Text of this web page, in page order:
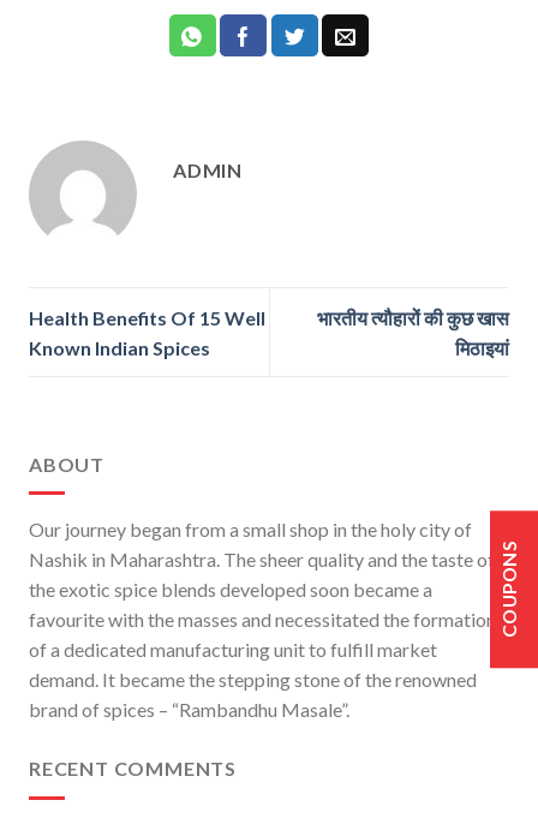
COUPONS
ADMIN
Health Benefits Of 15 Well
Known Indian Spices
भारतीय त्यौहारों की कुछ खास
मिठाइयां
ABOUT
Our journey began from a small shop in the holy city of
Nashik in Maharashtra. The sheer quality and the taste of
the exotic spice blends developed soon became a
favourite with the masses and necessitated the formation
of a dedicated manufacturing unit to fulfill market
demand. It became the stepping stone of the renowned
brand of spices – “Rambandhu Masale”.
RECENT COMMENTS